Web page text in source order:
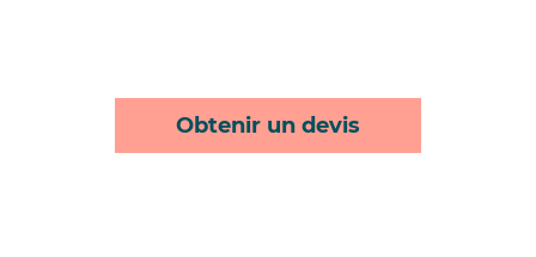
Obtenir un devis